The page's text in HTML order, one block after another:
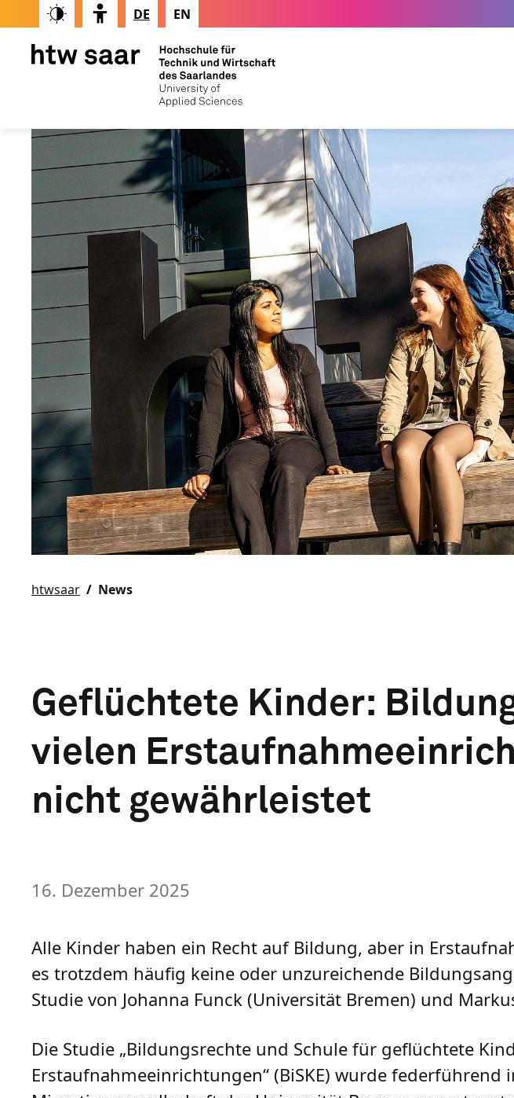
DE EN
htwsaar News
Geflüchtete Kinder:
vielen
nicht gewährleistet
16. Dezember 2025
Alle Kinder haben ein Recht auf Bildung, aber in
es trotzdem häufig keine oder unzureichende
Studie von Johanna Funck (Universität Bremen) und
Die Studie „Bildungsrechte und Schule für geflüchtete
Erstaufnahmeeinrichtungen“ (BiSKE) wurde